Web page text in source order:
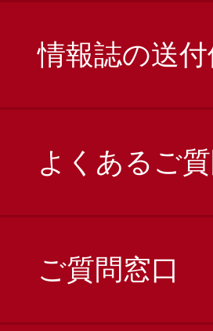
情報誌の送付
よくあるご
ご質問窓口